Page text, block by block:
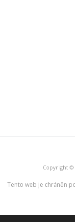
Copyright ©
Tento web je chráněn